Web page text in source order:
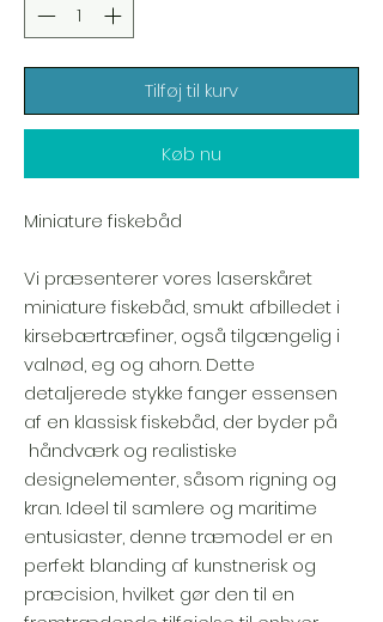
Tilføj til kurv
Køb nu
Miniature fiskebåd
Vi præsenterer vores laserskåret
miniature fiskebåd, smukt afbilledet i
kirsebærtræfiner, også tilgængelig i
valnød, eg og ahorn. Dette
detaljerede stykke fanger essensen
af en klassisk fiskebåd, der byder på
håndværk og realistiske
designelementer, såsom rigning og
kran. Ideel til samlere og maritime
entusiaster, denne træmodel er en
perfekt blanding af kunstnerisk og
præcision, hvilket gør den til en